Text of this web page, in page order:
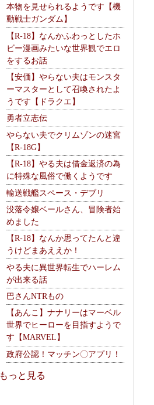
本物を見せられるようです【機
動戦士ガンダム】
【R-18】なんかふわっとしたホ
ビー漫画みたいな世界観でエロ
をするお話
【安価】やらない夫はモンスタ
ーマスターとして召喚されたよ
うです【ドラクエ】
勇者立志伝
やらない夫でクリムゾンの迷宮
【R-18G】
【R-18】やる夫は借金返済の為
に特殊な風俗で働くようです
輸送戦艦スペース・デブリ
没落令嬢ベールさん、冒険者始
めました
【R-18】なんか思ってたんと違
うけどまあええか！
やる夫に異世界転生でハーレム
が出来る話
巴さんNTRもの
【あんこ】ナナリーはマーベル
世界でヒーローを目指すようで
す【MARVEL】
政府公認！マッチン〇アプリ！
もっと見る